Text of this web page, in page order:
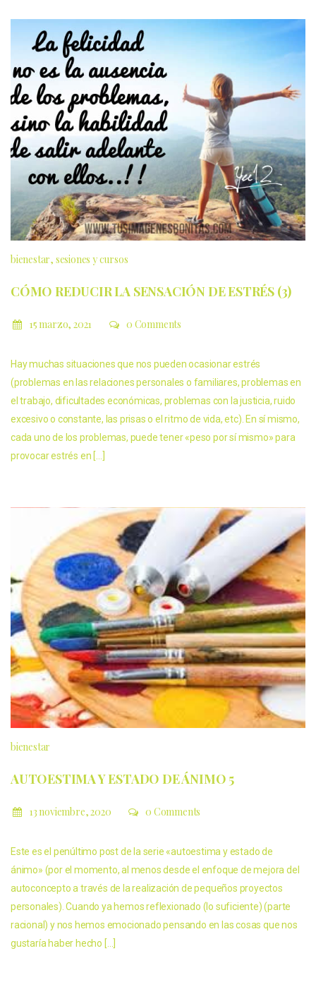
bienestar sesiones y cursos
CÓMO REDUCIR LA SENSACIÓN DE ESTRÉS (3)
15 marzo, 2021 0 Comments
Hay muchas situaciones que nos pueden ocasionar estrés
(problemas en las relaciones personales o familiares, problemas en
el trabajo, dificultades económicas, problemas con la justicia, ruido
excesivo o constante, las prisas o el ritmo de vida, etc). En sí mismo,
cada uno de los problemas, puede tener «peso por sí mismo» para
provocar estrés en […]
bienestar
AUTOESTIMA Y ESTADO DE ÁNIMO 5
13 noviembre, 2020 0 Comments
Este es el penúltimo post de la serie «autoestima y estado de
ánimo» (por el momento, al menos desde el enfoque de mejora del
autoconcepto a través de la realización de pequeños proyectos
personales). Cuando ya hemos reflexionado (lo suficiente) (parte
racional) y nos hemos emocionado pensando en las cosas que nos
gustaría haber hecho […]